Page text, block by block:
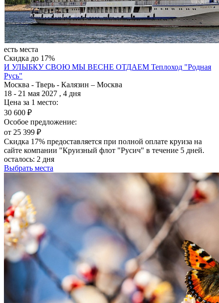
есть места
Скидка до 17%
И УЛЫБКУ СВОЮ МЫ ВЕСНЕ ОТДАЕМ Теплоход "Родная
Русь"
Москва - Тверь - Калязин – Москва
18 - 21 мая 2027 , 4 дня
Цена за 1 место:
30 600 ₽
Особое предложение:
от 25 399 ₽
Скидка 17% предоставляется при полной оплате круиза на
сайте компании "Круизный флот "Русич" в течение 5 дней.
осталось: 2 дня
Выбрать места